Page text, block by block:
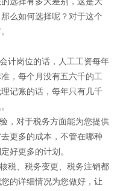
么如何选择呢？对于这个
岗位的话，人工工资每年
，每个月没有五六千的工
记账的话，每年只有几千
对于税务方面能为您提供
更多的成本，不管在哪种
好更多的计划。
、税务变更、税务注销都
的详细情况为您做好，让